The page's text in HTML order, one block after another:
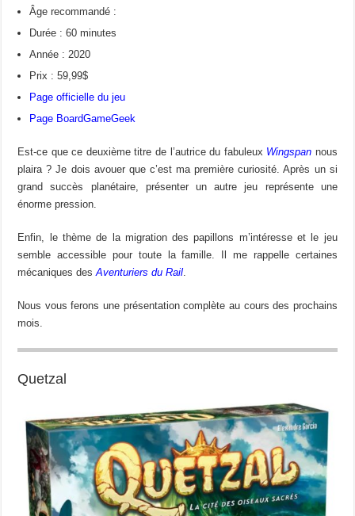
Âge recommandé :
Durée : 60 minutes
Année : 2020
Prix : 59,99$
Page officielle du jeu
Page BoardGameGeek
Est-ce que ce deuxième titre de l’autrice du fabuleux Wingspan nous
plaira ? Je dois avouer que c’est ma première curiosité. Après un si
grand succès planétaire, présenter un autre jeu représente une
énorme pression.
Enfin, le thème de la migration des papillons m’intéresse et le jeu
semble accessible pour toute la famille. Il me rappelle certaines
mécaniques desAventuriers du Rail.
Nous vous ferons une présentation complète au cours des prochains
mois.
Quetzal